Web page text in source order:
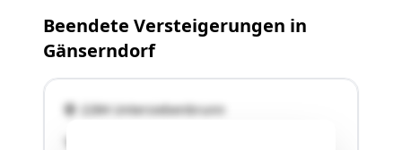
Beendete Versteigerungen in
Gänserndorf
2284 Untersiebenbrunn